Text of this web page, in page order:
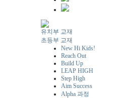
유치부 교재
초등부 교재
New Hi Kids!
Reach Out
Build Up
LEAP HIGH
Step High
Aim Success
Alpha 과정